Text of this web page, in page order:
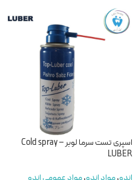
اسپری تست سرما لوبر – Cold spray
LUBER